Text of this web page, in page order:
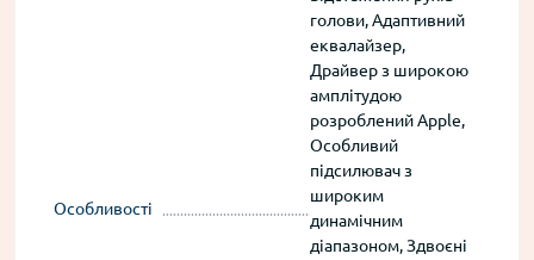
Особливості
голови, Адаптивний
еквалайзер,
Драйвер з широкою
амплітудою
розроблений Apple,
Особливий
підсилювач з
широким
динамічним
діапазоном, Здвоєні